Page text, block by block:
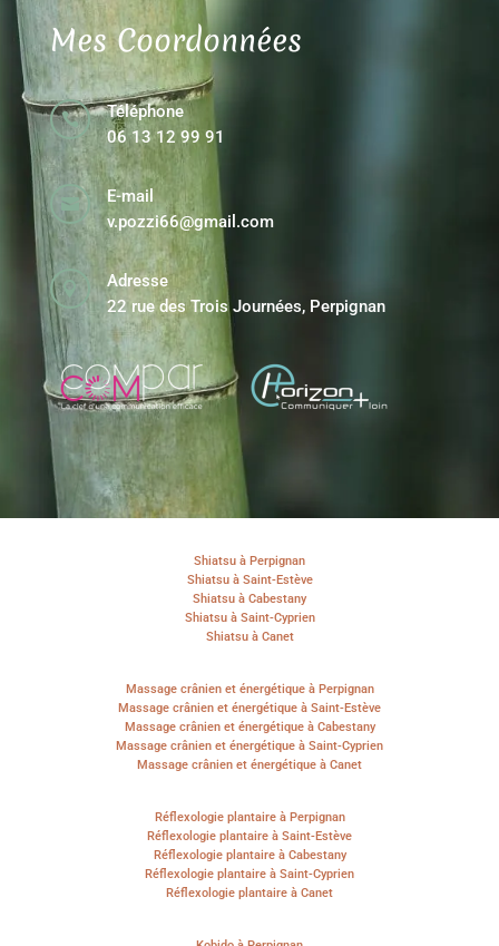
Mes Coordonnées

Téléphone
06 13 12 99 91

E-mail
v.pozzi66@gmail.com

Adresse
22 rue des Trois Journées, Perpignan
Shiatsu à Perpignan
Shiatsu à Saint-Estève
Shiatsu à Cabestany
Shiatsu à Saint-Cyprien
Shiatsu à Canet
Massage crânien et énergétique à Perpignan
Massage crânien et énergétique à Saint-Estève
Massage crânien et énergétique à Cabestany
Massage crânien et énergétique à Saint-Cyprien
Massage crânien et énergétique à Canet
Réflexologie plantaire à Perpignan
Réflexologie plantaire à Saint-Estève
Réflexologie plantaire à Cabestany
Réflexologie plantaire à Saint-Cyprien
Réflexologie plantaire à Canet